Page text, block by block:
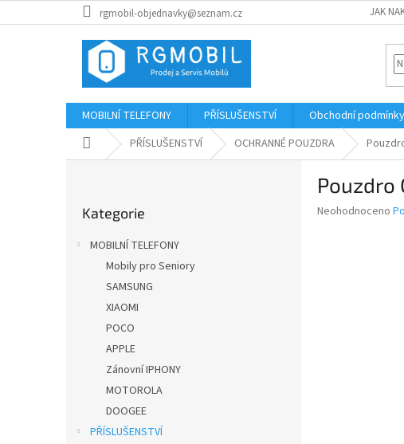
na
rgmobil-objednavky@seznam.cz JAK
MOBILNÍ TELEFONY PŘÍSLUŠENSTVÍ Obchodní podmínky
Domů PŘÍSLUŠENSTVÍ OCHRANNÉ POUZDRA
kategorie
Kategorie
MOBILNÍ TELEFONY
Mobily pro Seniory
SAMSUNG
XIAOMI
POCO
APPLE
Zánovní IPHONY
MOTOROLA
DOOGEE
PŘÍSLUŠENSTVÍ
Pouzdro
Průměrné
Neohodnoceno